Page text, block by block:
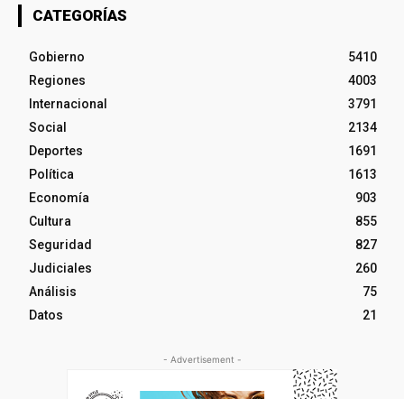
CATEGORÍAS
Gobierno
5410
Regiones
4003
Internacional
3791
Social
2134
Deportes
1691
Política
1613
Economía
903
Cultura
855
Seguridad
827
Judiciales
260
Análisis
75
Datos
21
- Advertisement -